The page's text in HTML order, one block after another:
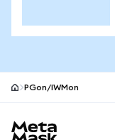
PGon/IWMon